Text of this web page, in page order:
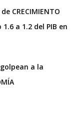
CRECIMIENTO
a 1.2 del PIB en
golpean a la